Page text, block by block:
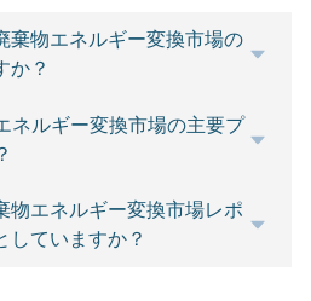
棄物エネルギー変換市場の
か？
ネルギー変換市場の主要プ
物エネルギー変換市場レポ
していますか？